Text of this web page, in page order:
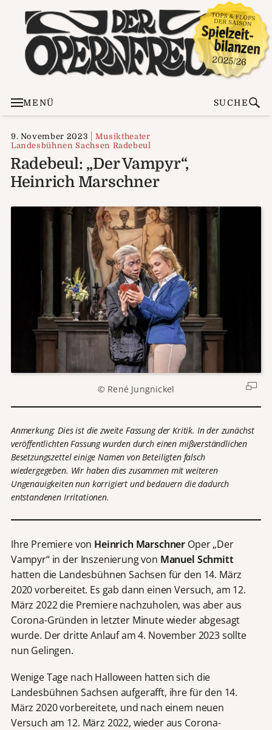
MENÜ SUCHE
9. November 2023
Musiktheater
Landesbühnen Sachsen Radebeul
Radebeul: „Der Vampyr“,
Heinrich Marschner
© René Jungnickel
Anmerkung: Dies ist die zweite Fassung der Kritik. In der zunächst
veröffentlichten Fassung wurden durch einen mißverständlichen
Besetzungszettel einige Namen von Beteiligten falsch
wiedergegeben. Wir haben dies zusammen mit weiteren
Ungenauigkeiten nun korrigiert und bedauern die dadurch
entstandenen Irritationen.
Ihre Premiere von Heinrich Marschner Oper „Der
Vampyr“ in der Inszenierung von Manuel Schmitt
hatten die Landesbühnen Sachsen für den 14. März
2020 vorbereitet. Es gab dann einen Versuch, am 12.
März 2022 die Premiere nachzuholen, was aber aus
Corona-Gründen in letzter Minute wieder abgesagt
wurde. Der dritte Anlauf am 4. November 2023 sollte
nun Gelingen.
Wenige Tage nach Halloween hatten sich die
Landesbühnen Sachsen aufgerafft, ihre für den 14.
März 2020 vorbereitete, und nach einem neuen
Versuch am 12. März 2022, wieder aus Corona-